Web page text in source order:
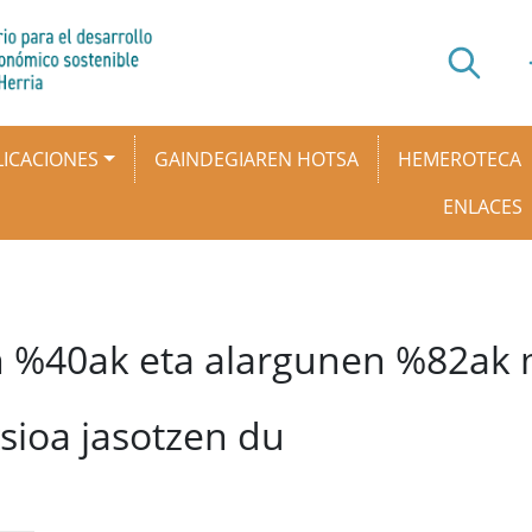
GAINDEGIAREN HOTSA
HEMEROTECA
ENLACES
eta alargunen
jasotzen du